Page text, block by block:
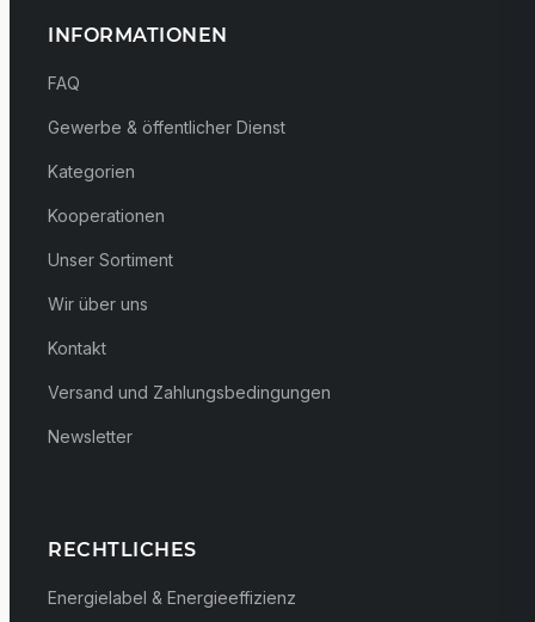
INFORMATIONEN
FAQ
Gewerbe & öffentlicher Dienst
Kategorien
Kooperationen
Unser Sortiment
Wir über uns
Kontakt
Versand und Zahlungsbedingungen
Newsletter
RECHTLICHES
Energielabel & Energieeffizienz